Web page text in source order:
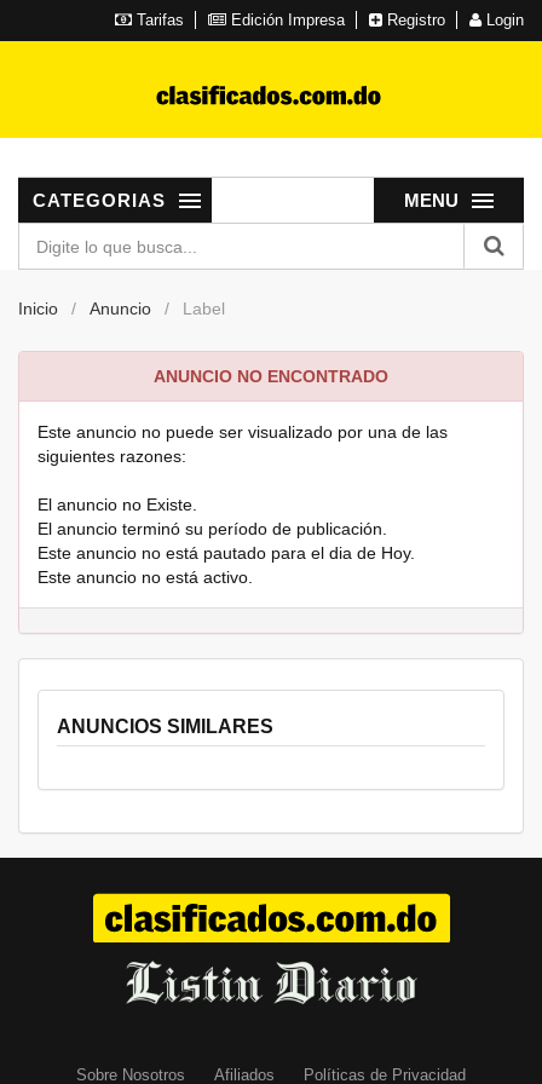
Tarifas Edición Impresa Registro Login
MENU
CATEGORIAS
Inicio Anuncio Label
ANUNCIO NO ENCONTRADO
Este anuncio no puede ser visualizado por una de las
siguientes razones:
El anuncio no Existe.
El anuncio terminó su período de publicación.
Este anuncio no está pautado para el dia de Hoy.
Este anuncio no está activo.
ANUNCIOS SIMILARES
Sobre Nosotros Afiliados Políticas de Privacidad